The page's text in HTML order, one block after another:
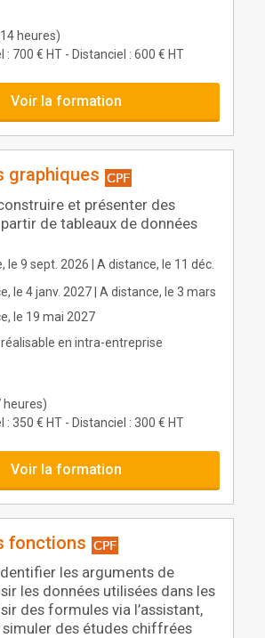
heures)
: 700 € HT - Distanciel : 600 € HT
Voir la formation
graphiques
et présenter des
de tableaux de données
le 9 sept. 2026 | A distance, le 11 déc.
le 4 janv. 2027 | A distance, le 3 mars
le 19 mai 2027
en intra-entreprise
heures)
: 350 € HT - Distanciel : 300 € HT
Voir la formation
fonctions
les arguments de
les données utilisées dans les
des formules via l’assistant,
des études chiffrées